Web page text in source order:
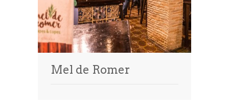
Mel de Romer